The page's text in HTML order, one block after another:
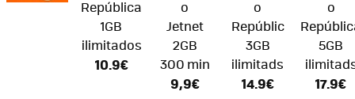
República
1GB
ilimitados
10.9€
o
Jetnet
2GB
300 min
9,9€
o
Repúblic
3GB
ilimitads
14.9€
o
5GB
17.9€